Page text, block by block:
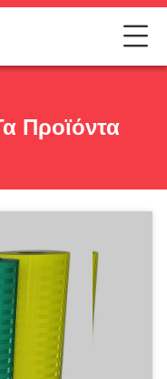
Προϊόντα